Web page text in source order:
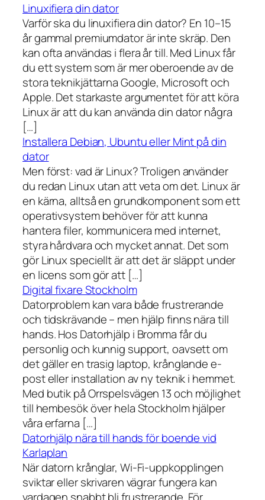
Linuxifiera din dator
Varför ska du linuxifiera din dator? En 10–15
år gammal premiumdator är inte skräp. Den
kan ofta användas i flera år till. Med Linux får
du ett system som är mer oberoende av de
stora teknikjättarna Google, Microsoft och
Apple. Det starkaste argumentet för att köra
Linux är att du kan använda din dator några
[…]
Installera Debian, Ubuntu eller Mint på din
dator
Men först: vad är Linux? Troligen använder
du redan Linux utan att veta om det. Linux är
en kärna, alltså en grundkomponent som ett
operativsystem behöver för att kunna
hantera filer, kommunicera med internet,
styra hårdvara och mycket annat. Det som
gör Linux speciellt är att det är släppt under
en licens som gör att […]
Digital fixare Stockholm
Datorproblem kan vara både frustrerande
och tidskrävande – men hjälp finns nära till
hands. Hos Datorhjälp i Bromma får du
personlig och kunnig support, oavsett om
det gäller en trasig laptop, krånglande e-
post eller installation av ny teknik i hemmet.
Med butik på Orrspelsvägen 13 och möjlighet
till hembesök över hela Stockholm hjälper
våra erfarna […]
Datorhjälp nära till hands för boende vid
Karlaplan
När datorn krånglar, Wi-Fi-uppkopplingen
sviktar eller skrivaren vägrar fungera kan